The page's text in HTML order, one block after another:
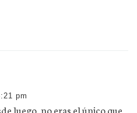
pm
luego, no eras el único que